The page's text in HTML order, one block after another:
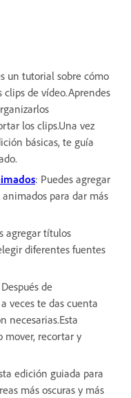
un tutorial sobre cómo
clips de vídeo.Aprendes
los clips.Una vez
básicas, te guía
: Puedes agregar
para dar más
agregar títulos
diferentes fuentes
de
veces te das cuenta
necesarias.Esta
mover, recortar y
edición guiada para
más oscuras y más